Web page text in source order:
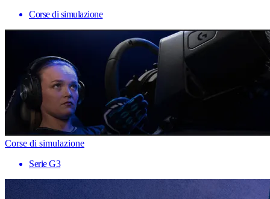
Corse di simulazione
Corse di simulazione
Serie G3